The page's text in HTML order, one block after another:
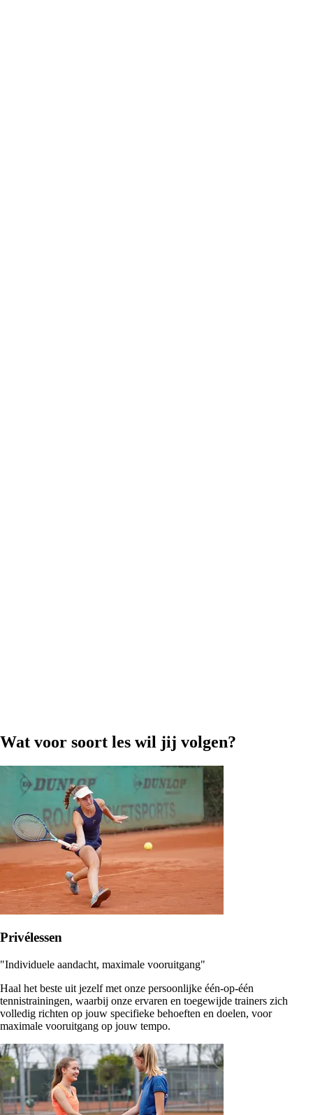
Wat voor soort les wil jij volgen?
Privélessen
"Individuele aandacht, maximale vooruitgang"
Haal het beste uit jezelf met onze persoonlijke één-op-één
tennistrainingen, waarbij onze ervaren en toegewijde trainers zich
volledig richten op jouw specifieke behoeften en doelen, voor
maximale vooruitgang op jouw tempo.